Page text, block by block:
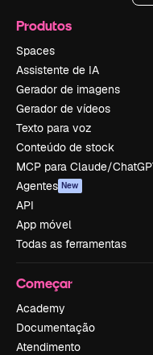
Produtos
Spaces
Assistente de IA
Gerador de imagens
Gerador de vídeos
Texto para voz
Conteúdo de stock
MCP para Claude/
Agentes New
API
App móvel
Todas as ferramentas
Começar
Academy
Documentação
Atendimento